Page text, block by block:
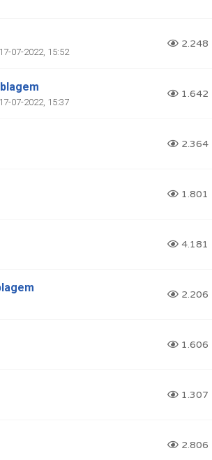
17-07-2022, 15:52
2.248
17-07-2022, 15:37
1.642
2.364
1.801
4.181
2.206
1.606
1.307
2.806